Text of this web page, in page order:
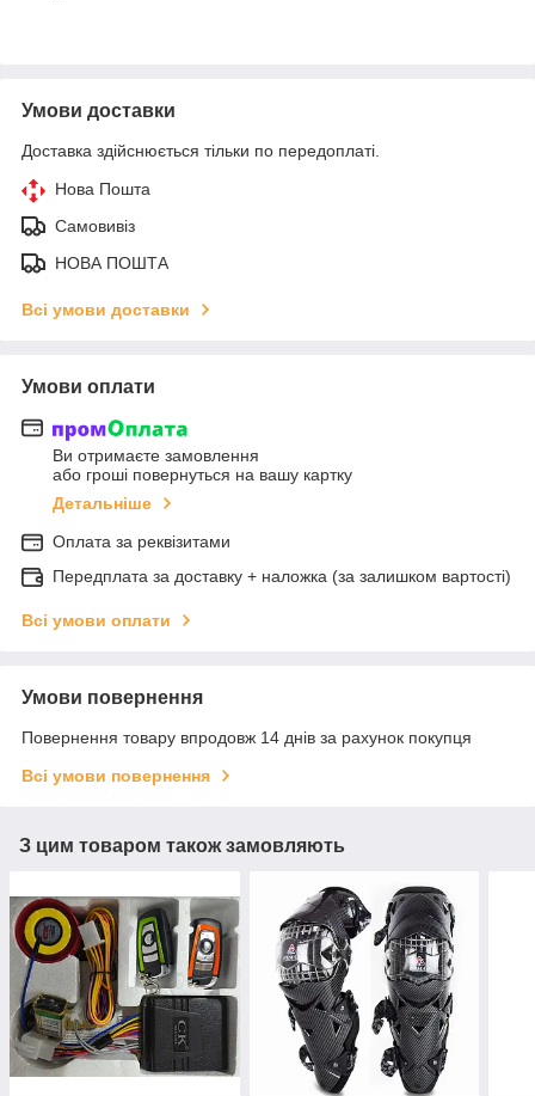
Умови доставки
Доставка здійснюється тільки по передоплаті.
Нова Пошта
Самовивіз
НОВА ПОШТА
Всі умови доставки
Умови оплати
Ви отримаєте замовлення
або гроші повернуться на вашу картку
Детальніше
Оплата за реквізитами
Передплата за доставку + наложка (за залишком вартості)
Всі умови оплати
Умови повернення
Повернення товару впродовж 14 днів за рахунок покупця
Всі умови повернення
З цим товаром також замовляють